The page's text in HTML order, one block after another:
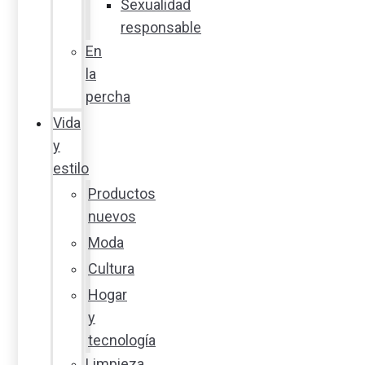
Sexualidad
responsable
En
la
percha
Vida
y
estilo
Productos
nuevos
Moda
Cultura
Hogar
y
tecnología